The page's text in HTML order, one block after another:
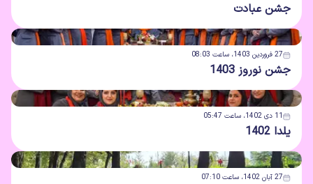
جشن عبادت
27 فروردین 1403، ساعت 08:03
جشن نوروز 1403
11 دی 1402، ساعت 05:47
یلدا 1402
27 آبان 1402، ساعت 07:10